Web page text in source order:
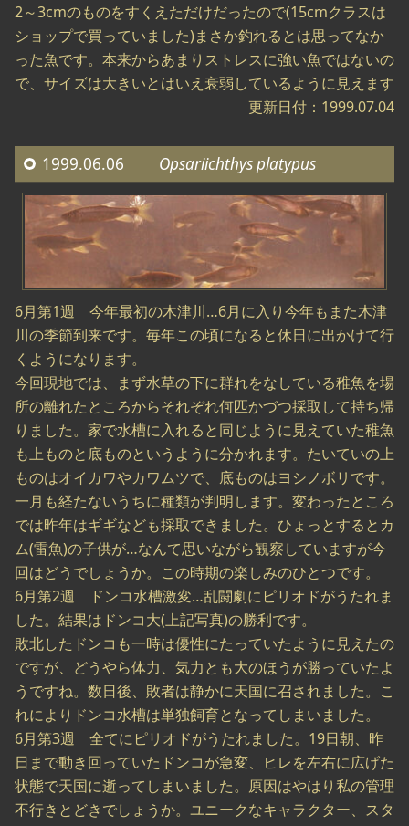
2～3cmのものをすくえただけだったので(15cmクラスは
ショップで買っていました)まさか釣れるとは思ってなか
った魚です。本来からあまりストレスに強い魚ではないの
で、サイズは大きいとはいえ衰弱しているように見えます
更新日付：1999.07.04
1999.06.06 Opsariichthys platypus
6月第1週 今年最初の木津川…6月に入り今年もまた木津
川の季節到来です。毎年この頃になると休日に出かけて行
くようになります。
今回現地では、まず水草の下に群れをなしている稚魚を場
所の離れたところからそれぞれ何匹かづつ採取して持ち帰
りました。家で水槽に入れると同じように見えていた稚魚
も上ものと底ものというように分かれます。たいていの上
ものはオイカワやカワムツで、底ものはヨシノボリです。
一月も経たないうちに種類が判明します。変わったところ
では昨年はギギなども採取できました。ひょっとするとカ
ム(雷魚)の子供が…なんて思いながら観察していますが今
回はどうでしょうか。この時期の楽しみのひとつです。
6月第2週 ドンコ水槽激変…乱闘劇にピリオドがうたれま
した。結果はドンコ大(上記写真)の勝利です。
敗北したドンコも一時は優性にたっていたように見えたの
ですが、どうやら体力、気力とも大のほうが勝っていたよ
うですね。数日後、敗者は静かに天国に召されました。こ
れによりドンコ水槽は単独飼育となってしまいました。
6月第3週 全てにピリオドがうたれました。19日朝、昨
日まで動き回っていたドンコが急変、ヒレを左右に広げた
状態で天国に逝ってしまいました。原因はやはり私の管理
不行きとどきでしょうか。ユニークなキャラクター、スタ